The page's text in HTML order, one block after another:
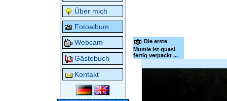
Über mich
Fotoalbum
Webcam
Gästebuch
Kontakt
Die erste
Mumie ist quasi
fertig verpackt ...